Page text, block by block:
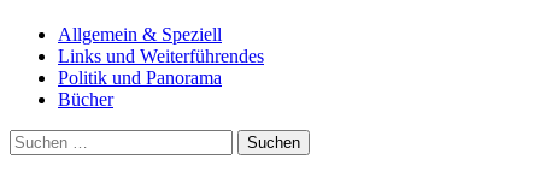
Allgemein & Speziell
Links und Weiterführendes
Politik und Panorama
Bücher
Suchen
nach: